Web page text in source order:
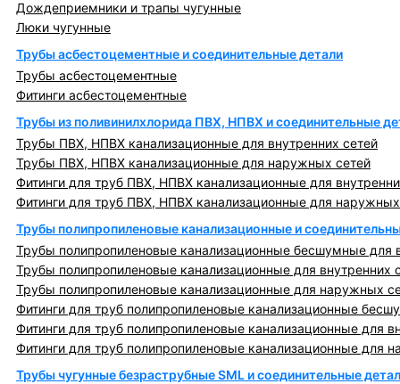
Дождеприемники и трапы чугунные
Люки чугунные
Трубы асбестоцементные и соединительные детали
Трубы асбестоцементные
Фитинги асбестоцементные
Трубы из поливинилхлорида ПВХ, НПВХ и соединительные
Трубы ПВХ, НПВХ канализационные для внутренних сетей
Трубы ПВХ, НПВХ канализационные для наружных сетей
Фитинги для труб ПВХ, НПВХ канализационные для
Фитинги для труб ПВХ, НПВХ канализационные для
Трубы полипропиленовые канализационные и
Трубы полипропиленовые канализационные бесшумные для
Трубы полипропиленовые канализационные для внутренних
Трубы полипропиленовые канализационные для наружных
Фитинги для труб полипропиленовые канализационные
Фитинги для труб полипропиленовые канализационные для
Фитинги для труб полипропиленовые канализационные для
Трубы чугунные безраструбные SML и соединительные